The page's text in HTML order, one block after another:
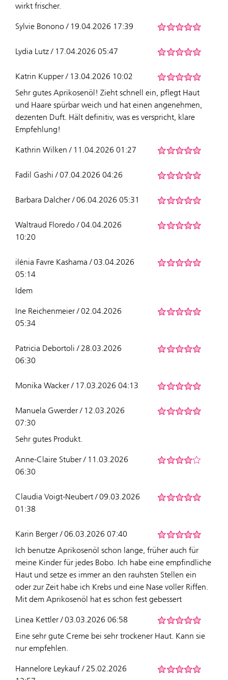
wirkt frischer.
Sylvie Bonono / 19.04.2026 17:39
Lydia Lutz / 17.04.2026 05:47
Katrin Kupper / 13.04.2026 10:02
Sehr gutes Aprikosenöl! Zieht schnell ein, pflegt Haut
und Haare spürbar weich und hat einen angenehmen,
dezenten Duft. Hält definitiv, was es verspricht, klare
Empfehlung!
Kathrin Wilken / 11.04.2026 01:27
Fadil Gashi / 07.04.2026 04:26
Barbara Dalcher / 06.04.2026 05:31
Waltraud Floredo / 04.04.2026
10:20
ilénia Favre Kashama / 03.04.2026
05:14
Idem
Ine Reichenmeier / 02.04.2026
05:34
Patricia Debortoli / 28.03.2026
06:30
Monika Wacker / 17.03.2026 04:13
Manuela Gwerder / 12.03.2026
07:30
Sehr gutes Produkt.
Anne-Claire Stuber / 11.03.2026
06:30
Claudia Voigt-Neubert / 09.03.2026
01:38
Karin Berger / 06.03.2026 07:40
Ich benutze Aprikosenöl schon lange, früher auch für
meine Kinder für jedes Bobo. Ich habe eine empfindliche
Haut und setze es immer an den rauhsten Stellen ein
oder zur Zeit habe ich Krebs und eine Nase voller Riffen.
Mit dem Aprikosenöl hat es schon fest gebessert
Linea Kettler / 03.03.2026 06:58
Eine sehr gute Creme bei sehr trockener Haut. Kann sie
nur empfehlen.
Hannelore Leykauf / 25.02.2026